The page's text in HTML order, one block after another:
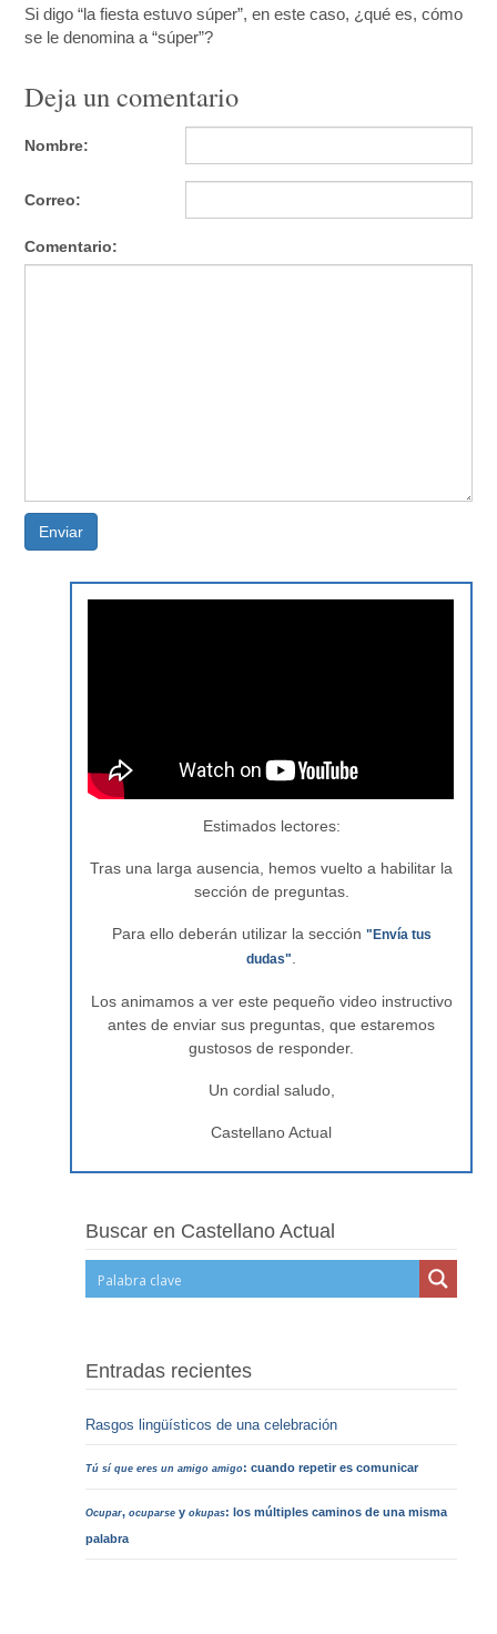
Si digo “la fiesta estuvo súper”, en este caso, ¿qué es, cómo
se le denomina a “súper”?
Deja un comentario
Nombre:
Correo:
Comentario:
Enviar
Estimados lectores:
Tras una larga ausencia, hemos vuelto a habilitar la
sección de preguntas.
Para ello deberán utilizar la sección "Envía tus
dudas".
Los animamos a ver este pequeño video instructivo
antes de enviar sus preguntas, que estaremos
gustosos de responder.
Un cordial saludo,
Castellano Actual
Buscar en Castellano Actual
Entradas recientes
Rasgos lingüísticos de una celebración
Tú sí que eres un amigo amigo: cuando repetir es comunicar
Ocupar,ocuparse yokupas: los múltiples caminos de una misma
palabra